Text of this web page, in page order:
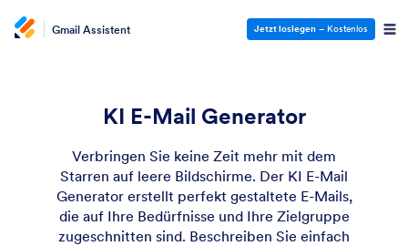
Gmail Assistent Jetzt loslegen – Kostenlos
KI E-Mail Generator
Verbringen Sie keine Zeit mehr mit dem
Starren auf leere Bildschirme. Der KI E-Mail
Generator erstellt perfekt gestaltete E-Mails,
die auf Ihre Bedürfnisse und Ihre Zielgruppe
zugeschnitten sind. Beschreiben Sie einfach